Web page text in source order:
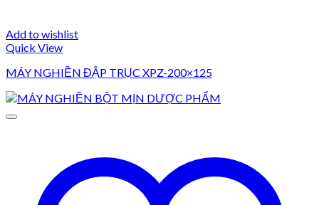
Add to wishlist
Quick View
MÁY NGHIỀN ĐẬP TRỤC XPZ-200×125